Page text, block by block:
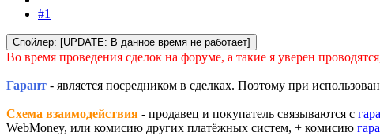
#1
Спойлер: [UPDATE: В данное время не работает]
Во время проведения сделок на форуме, а такие я уверен
Гарант - является посредником в сделках. Поэтому при
Схема взаимодействия - продавец и покупатель связываются с
WebMoney, или комисию других платёжных систем, + комисию